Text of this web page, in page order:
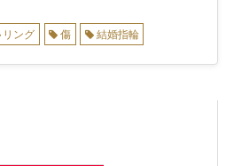
リング 傷 結婚指輪